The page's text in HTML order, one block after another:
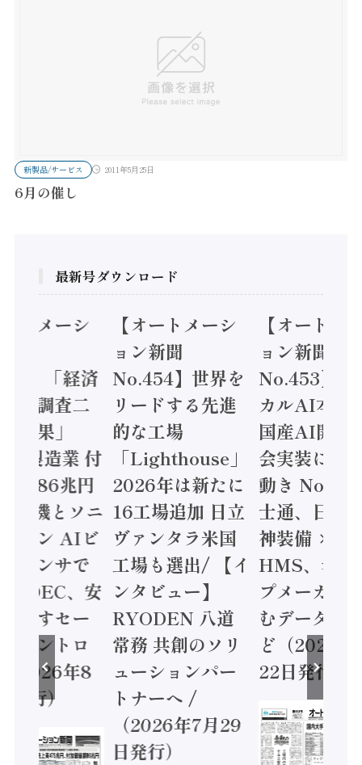
新製品/サービス 2011年5月25日
6月の催し
最新号ダウンロード
トメーシ
】「経済
態調査二
結果」
年製造業 付
額86兆円
電機とソニ
コン AIビ
センサで
/ IDEC、安
かすセー
コントロ
2026年8
発行）
【オートメーシ
ョン新聞
No.454】世界を
リードする先進
的な工場
「Lighthouse」
2026年は新たに
16工場追加 日立
ヴァンタラ米国
工場も選出/ 【イ
ンタビュー】
RYODEN 八道
常務 共創のソリ
ューションパー
トナーへ /
（2026年7月29
日発行）
【オートメ
ョン新聞
No.453】フ
カルAI本格
国産AI開発
会実装に活
動き
士通、日立
神装備 ×
HMS、老舗
プメーカー
むデータ活
ど（2026年
22日発行）